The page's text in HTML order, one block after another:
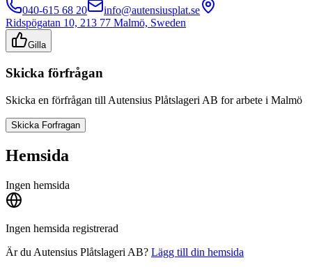
040-615 68 20
info@autensiusplat.se
Ridspögatan 10, 213 77 Malmö, Sweden
Gilla
Skicka förfrågan
Skicka en förfrågan till Autensius Plåtslageri AB for arbete i Malmö
Skicka Forfragan
Hemsida
Ingen hemsida
Ingen hemsida registrerad
Är du Autensius Plåtslageri AB? Lägg till din hemsida